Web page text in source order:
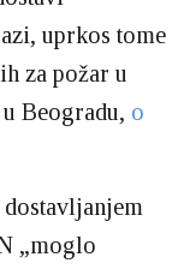
uprkos tome
za požar u
Beogradu, o
„moglo